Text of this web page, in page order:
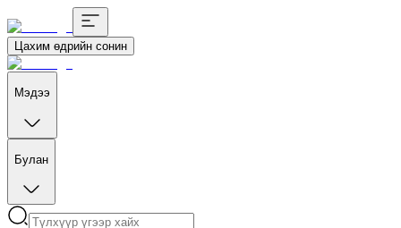
Цахим өдрийн сонин
Мэдээ
Булан